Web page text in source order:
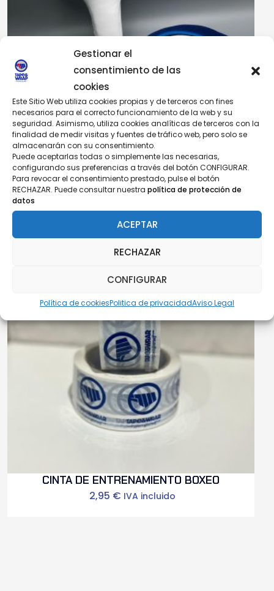
Gestionar el
consentimiento de las
cookies
Este Sitio Web utiliza cookies propias y de terceros con fines
necesarios para el correcto funcionamiento de la web y su
seguridad. Asimismo, utiliza cookies analíticas de terceros con la
finalidad de medir visitas y fuentes de tráfico web, pero solo se
almacenarán con su consentimiento.
Puede aceptarlas todas o simplemente las necesarias,
configurando sus preferencias a través del botón CONFIGURAR.
Para revocar el consentimiento prestado, pulse el botón
RECHAZAR. Puede consultar nuestra política de protección de
datos
ACEPTAR
RECHAZAR
CONFIGURAR
Política de cookiesPolitica de privacidadAviso Legal
PADS PARA ENTRENAMIENTO PROFESIONAL
89,00€ IVA incluido
CINTA DE ENTRENAMIENTO BOXEO
2,95 € IVA incluido